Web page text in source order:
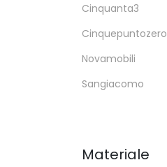
Cinquanta3
Cinquepuntozero
Novamobili
Sangiacomo
Materiale